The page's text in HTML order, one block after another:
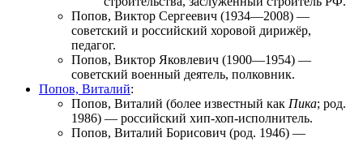
Попов, Виктор Сергеевич (1934—2008) —
советский и российский хоровой дирижёр,
педагог.
Попов, Виктор Яковлевич (1900—1954) —
советский военный деятель, полковник.
Попов, Виталий:
Попов, Виталий (более известный как Пика; род.
1986) — российский хип-хоп-исполнитель.
Попов, Виталий Борисович (род. 1946) —